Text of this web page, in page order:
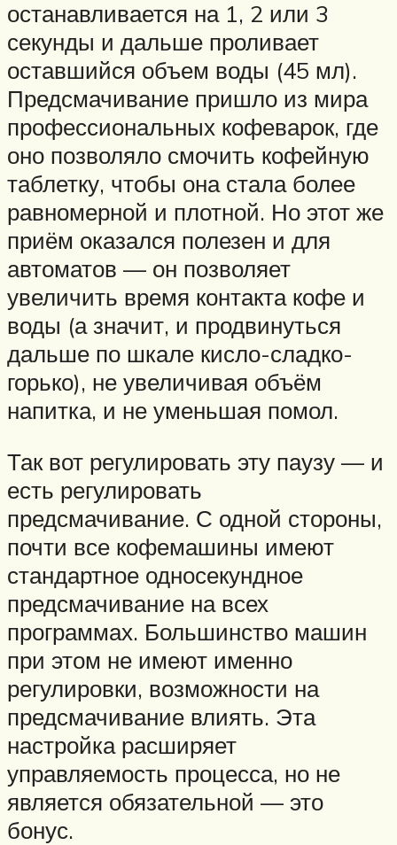
останавливается на 1, 2 или 3
секунды и дальше проливает
оставшийся объем воды (45 мл).
Предсмачивание пришло из мира
профессиональных кофеварок, где
оно позволяло смочить кофейную
таблетку, чтобы она стала более
равномерной и плотной. Но этот же
приём оказался полезен и для
автоматов — он позволяет
увеличить время контакта кофе и
воды (а значит, и продвинуться
дальше по шкале кисло-сладко-
горько), не увеличивая объём
напитка, и не уменьшая помол.
Так вот регулировать эту паузу — и
есть регулировать
предсмачивание. С одной стороны,
почти все кофемашины имеют
стандартное односекундное
предсмачивание на всех
программах. Большинство машин
при этом не имеют именно
регулировки, возможности на
предсмачивание влиять. Эта
настройка расширяет
управляемость процесса, но не
является обязательной — это
бонус.